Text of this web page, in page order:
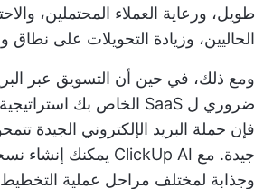
طويل، ورعاية العملاء المحتملين،
الحاليين، وزيادة التحويلات على نطاق
ومع ذلك، في حين أن التسويق عبر
ضروري ل SaaS الخاص بك
فإن حملة البريد الإلكتروني الجيدة
جيدة. مع ClickUp AI يمكنك إنشاء
وجذابة لمختلف مراحل عملية